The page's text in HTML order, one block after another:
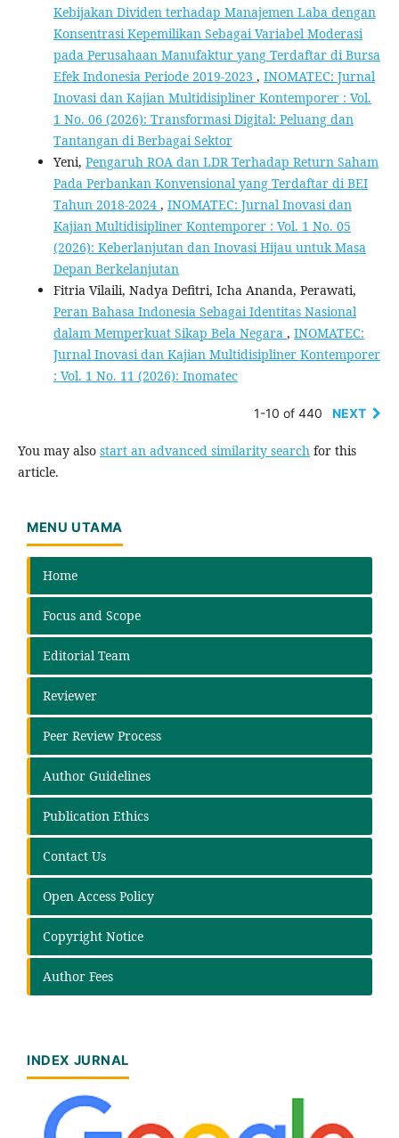
Kebijakan Dividen terhadap Manajemen Laba dengan
Konsentrasi Kepemilikan Sebagai Variabel Moderasi
pada Perusahaan Manufaktur yang Terdaftar di Bursa
Efek Indonesia Periode 2019-2023 , INOMATEC: Jurnal
Inovasi dan Kajian Multidisipliner Kontemporer : Vol.
1 No. 06 (2026): Transformasi Digital: Peluang dan
Tantangan di Berbagai Sektor
Yeni, Pengaruh ROA dan LDR Terhadap Return Saham
Pada Perbankan Konvensional yang Terdaftar di BEI
Tahun 2018-2024 , INOMATEC: Jurnal Inovasi dan
Kajian Multidisipliner Kontemporer : Vol. 1 No. 05
(2026): Keberlanjutan dan Inovasi Hijau untuk Masa
Depan Berkelanjutan
Fitria Vilaili, Nadya Defitri, Icha Ananda, Perawati,
Peran Bahasa Indonesia Sebagai Identitas Nasional
dalam Memperkuat Sikap Bela Negara , INOMATEC:
Jurnal Inovasi dan Kajian Multidisipliner Kontemporer
: Vol. 1 No. 11 (2026): Inomatec
1-10 of 440 NEXT
You may also start an advanced similarity searchfor this
article.
MENU UTAMA
Home
Focus and Scope
Editorial Team
Reviewer
Peer Review Process
Author Guidelines
Publication Ethics
Contact Us
Open Access Policy
Copyright Notice
Author Fees
INDEX JURNAL